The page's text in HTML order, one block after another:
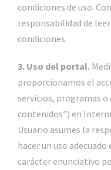
condiciones de uso.
responsabilidad de
condiciones.
3. Uso del portal.
proporcionamos el
servicios, programas
contenidos”) en
Usuario asumes la
hacer un uso
carácter enunciativo